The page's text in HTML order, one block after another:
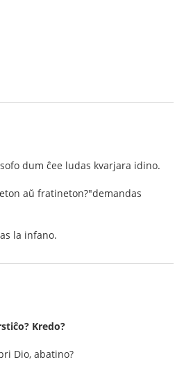
dum ĉee ludas kvarjara idino.
aŭ fratineton?"demandas
la infano.
Kredo?
Dio, abatino?